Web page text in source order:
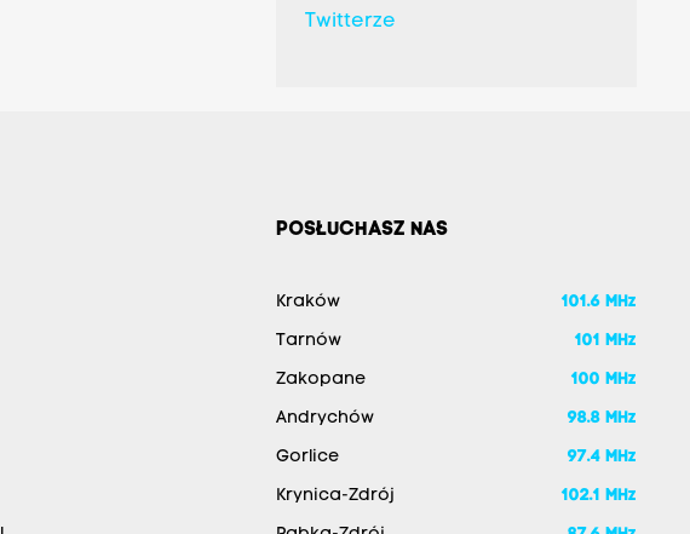
Twitterze
POSŁUCHASZ NAS
Kraków 101.6 MHz
Tarnów 101 MHz
Zakopane 100 MHz
Andrychów 98.8 MHz
Gorlice 97.4 MHz
Krynica-Zdrój 102.1 MHz